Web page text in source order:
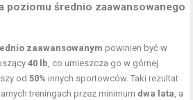
poziomu średnio zaawansowanego
zaawansowanym powinien być w
40 lb, co umieszcza go w górnej
od50% innych sportowców. Taki rezultat
treningach przez minimum dwa lata, a